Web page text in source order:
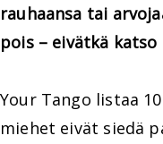
rauhaansa tai
pois – eivätkä katso
Your Tango listaa
miehet eivät siedä